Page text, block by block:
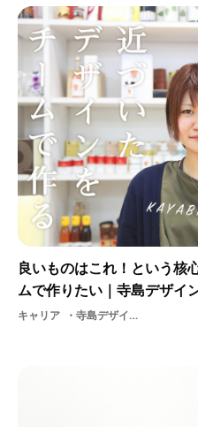
良いものはこれ！という核
ムで作りたい｜寺島デザイ
キャリア 寺島デザイン制作室北海道グラフィックデザイン